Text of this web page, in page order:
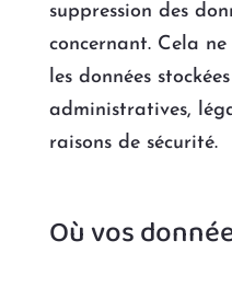
suppression des
concernant. Cela
les données
administratives,
raisons de sécurité.
Où vos